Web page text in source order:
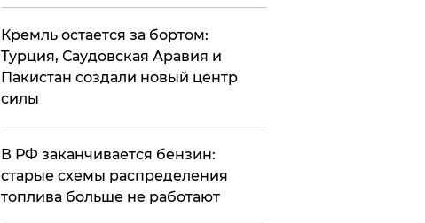
​Кремль остается за бортом:
Турция, Саудовская Аравия и
Пакистан создали новый центр
силы
​В РФ заканчивается бензин:
старые схемы распределения
топлива больше не работают